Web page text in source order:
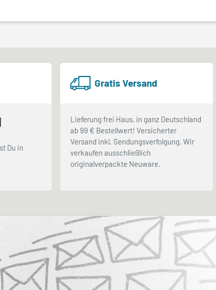
Du in
Gratis Versand
Lieferung frei Haus, in ganz Deutschland
ab 99 € Bestellwert! Versicherter
Versand inkl. Sendungsverfolgung. Wir
verkaufen ausschließlich
originalverpackte Neuware.